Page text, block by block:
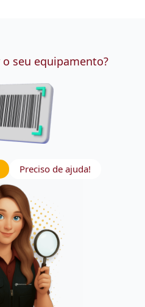
seu equipamento?
Preciso de ajuda!